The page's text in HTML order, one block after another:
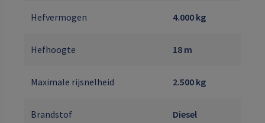
Hefvermogen 4.000 kg
Hefhoogte 18 m
Maximale rijsnelheid 2.500 kg
Brandstof Diesel